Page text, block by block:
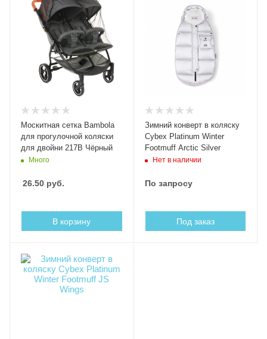
Москитная сетка Bambola
для прогулочной коляски
для двойни 217В Чёрный
Много
26.50 руб.
В корзину
Зимний конверт в коляску
Cybex Platinum Winter
Footmuff Arctic Silver
Нет в наличии
По запросу
Под заказ